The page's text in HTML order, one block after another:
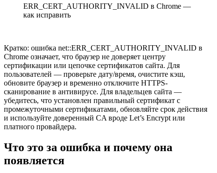
ERR_CERT_AUTHORITY_INVALID в Chrome —
как исправить
Кратко: ошибка net::ERR_CERT_AUTHORITY_INVALID в
Chrome означает, что браузер не доверяет центру
сертификации или цепочке сертификатов сайта. Для
пользователей — проверьте дату/время, очистите кэш,
обновите браузер и временно отключите HTTPS-
сканирование в антивирусе. Для владельцев сайта —
убедитесь, что установлен правильный сертификат с
промежуточными сертификатами, обновляйте срок действия
и используйте доверенный CA вроде Let’s Encrypt или
платного провайдера.
Что это за ошибка и почему она
появляется